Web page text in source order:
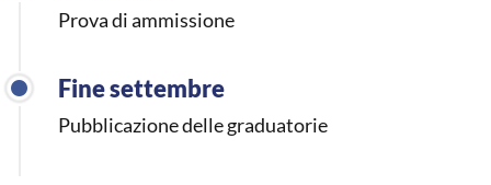
Prova di ammissione
Fine settembre
Pubblicazione delle graduatorie